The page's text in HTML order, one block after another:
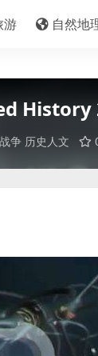
游 自然地
争 历史人文